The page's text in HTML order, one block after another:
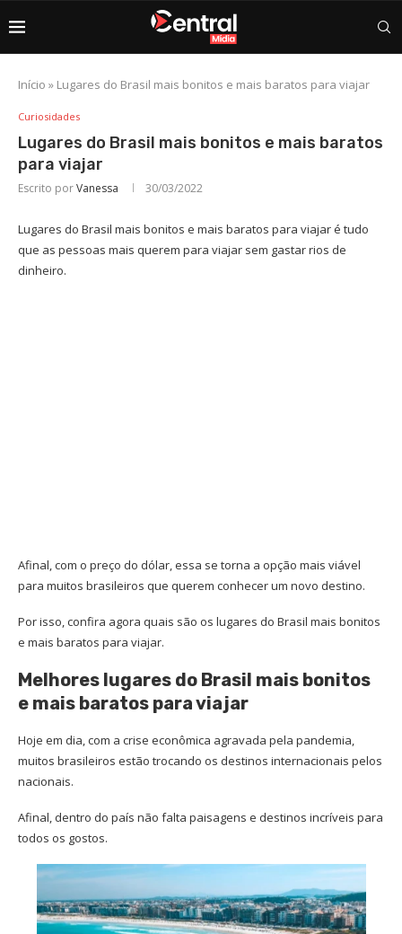
Início » Lugares do Brasil mais bonitos e mais baratos para viajar
Curiosidades
Lugares do Brasil mais bonitos e mais baratos
para viajar
Escrito porVanessa 30/03/2022
Lugares do Brasil mais bonitos e mais baratos para viajar é tudo
que as pessoas mais querem para viajar sem gastar rios de
dinheiro.
Afinal, com o preço do dólar, essa se torna a opção mais viável
para muitos brasileiros que querem conhecer um novo destino.
Por isso, confira agora quais são os lugares do Brasil mais bonitos
e mais baratos para viajar.
Melhores lugares do Brasil mais bonitos
e mais baratos para viajar
Hoje em dia, com a crise econômica agravada pela pandemia,
muitos brasileiros estão trocando os destinos internacionais pelos
nacionais.
Afinal, dentro do país não falta paisagens e destinos incríveis para
todos os gostos.